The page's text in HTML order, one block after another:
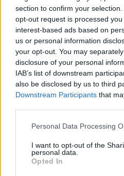
section to confirm your
opt-out request is processed
interest-based ads based on
us or personal information
your opt-out. You may
disclosure of your personal
IAB’s list of downstream
also be disclosed by us to third
Downstream Participants that
Personal Data Processing
I want to opt-out of the
personal data.
Opted In
Foto: CCR Arrabães
Artigo anterior
Ac. Alves Roçadas conquista
Taça de Futsal Juniores B da